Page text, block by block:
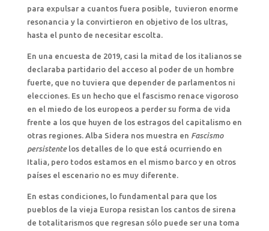
para expulsar a cuantos fuera posible, tuvieron enorme
resonancia y la convirtieron en objetivo de los ultras,
hasta el punto de necesitar escolta.
En una encuesta de 2019, casi la mitad de los italianos se
declaraba partidario del acceso al poder de un hombre
fuerte, que no tuviera que depender de parlamentos ni
elecciones. Es un hecho que el fascismo renace vigoroso
en el miedo de los europeos a perder su forma de vida
frente a los que huyen de los estragos del capitalismo en
otras regiones. Alba Sidera nos muestra en Fascismo
persistentelos detalles de lo que está ocurriendo en
Italia, pero todos estamos en el mismo barco y en otros
países el escenario no es muy diferente.
En estas condiciones, lo fundamental para que los
pueblos de la vieja Europa resistan los cantos de sirena
de totalitarismos que regresan sólo puede ser una toma